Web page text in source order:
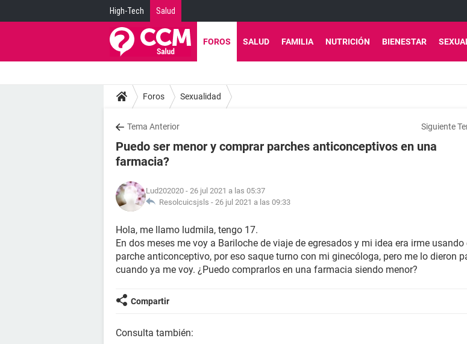
High-Tech Salud
FOROS SALUD FAMILIA NUTRICIÓN BIENESTAR
Foros Sexualidad
Tema Anterior Siguiente
Puedo ser menor y comprar parches anticonceptivos en una
farmacia?
Lud202020 - 26 jul 2021 a las 05:37
Resolcuicsjsls - 26 jul 2021 a las 09:33
Hola, me llamo ludmila, tengo 17.
En dos meses me voy a Bariloche de viaje de egresados y mi idea era irme usando
parche anticonceptivo, por eso saque turno con mi ginecóloga, pero me lo dieron
cuando ya me voy. ¿Puedo comprarlos en una farmacia siendo menor?
Compartir
Consulta también: